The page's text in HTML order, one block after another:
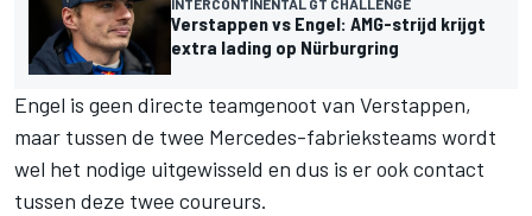
INTERCONTINENTAL GT CHALLENGE
Verstappen vs Engel: AMG-strijd krijgt
extra lading op Nürburgring
Engel is geen directe teamgenoot van Verstappen,
maar tussen de twee Mercedes-fabrieksteams wordt
wel het nodige uitgewisseld en dus is er ook contact
tussen deze twee coureurs.